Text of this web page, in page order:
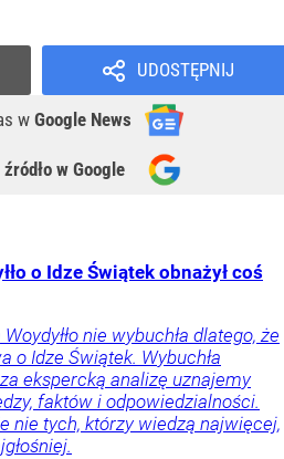
UDOSTĘPNIJ
w Google News
źródło w Google
o Idze Świątek obnażył coś
nie wybuchła dlatego, że
o Idze Świątek. Wybuchła
ekspercką analizę uznajemy
faktów i odpowiedzialności.
nie tych, którzy wiedzą najwięcej,